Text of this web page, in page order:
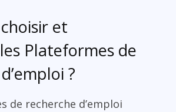
et
Plateformes de
?
de recherche d’emploi